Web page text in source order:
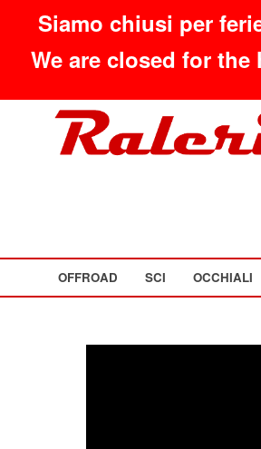
Siamo chiusi per
We are closed for
OFFROAD SCI OCCHIALI